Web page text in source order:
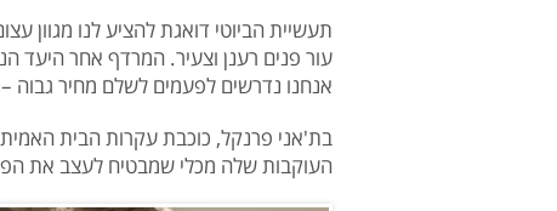
תעשיית הביוטי דואגת להציע לנו מגוון
עור פנים רענן וצעיר. המרדף אחר היעד
אנחנו נדרשים לפעמים לשלם מחיר גבוה
בת'אני פרנקל, כוכבת עקרות הבית
העוקבות שלה מכלי שמבטיח לעצב את